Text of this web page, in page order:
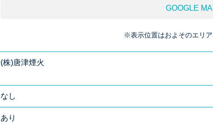
GOOGLE
※表示位置はおよそのエリ
(株)唐津煙火
なし
あり